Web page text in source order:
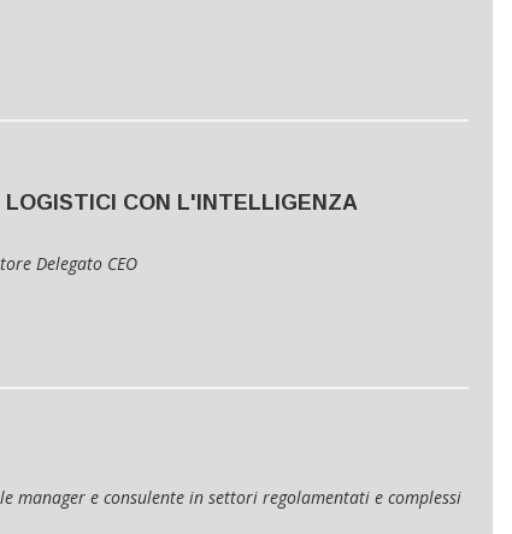
CON L'INTELLIGENZA
Delegato CEO
manager e consulente in settori regolamentati e complessi